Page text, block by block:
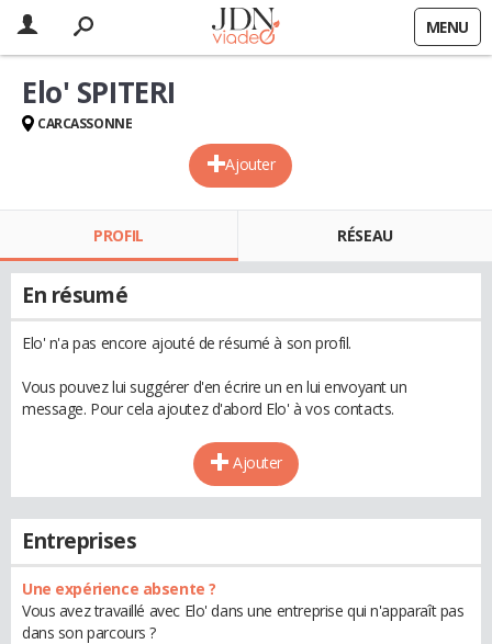
MENU
Ajouter
Elo' SPITERI
CARCASSONNE
PROFIL RÉSEAU
En résumé
Elo' n'a pas encore ajouté de résumé à son profil.
Vous pouvez lui suggérer d'en écrire un en lui envoyant un
message. Pour cela ajoutez d'abord Elo' à vos contacts.
Ajouter
Entreprises
Une expérience absente ?
Vous avez travaillé avec Elo' dans une entreprise qui n'apparaît pas
dans son parcours ?